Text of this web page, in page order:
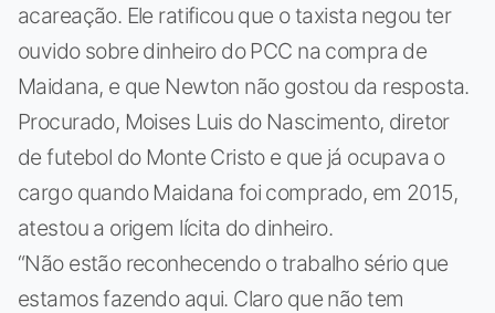
acareação. Ele ratificou que o taxista negou ter
ouvido sobre dinheiro do PCC na compra de
Maidana, e que Newton não gostou da resposta.
Procurado, Moises Luis do Nascimento, diretor
de futebol do Monte Cristo e que já ocupava o
cargo quando Maidana foi comprado, em 2015,
atestou a origem lícita do dinheiro.
“Não estão reconhecendo o trabalho sério que
estamos fazendo aqui. Claro que não tem